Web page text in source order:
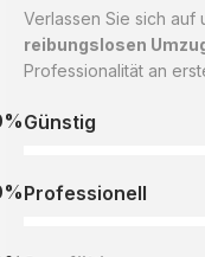
Verlassen Sie sich auf
reibungslosen
Professionalität an
Günstig
Professionell